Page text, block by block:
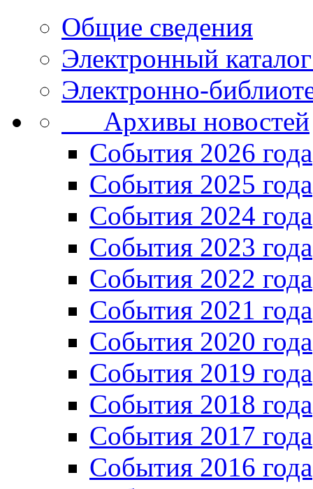
Общие сведения
Электронный
Электронно-
Архивы новостей
Cобытия 2026 года
События 2025 года
События 2024 года
События 2023 года
Cобытия 2022 года
Cобытия 2021 года
События 2020 года
События 2019 года
События 2018 года
События 2017 года
События 2016 года